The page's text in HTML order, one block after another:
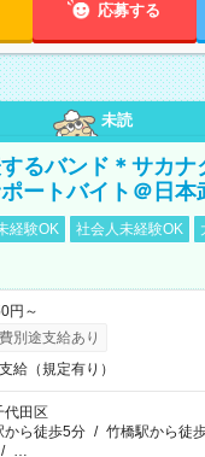
応募する
未読
るバンド＊サカナ
ートバイト＠日本
経験OK 社会人未経験OK
円～
別途支給あり
支給（規定有り）
代田区
から徒歩5分 / 竹橋駅から徒
/ …